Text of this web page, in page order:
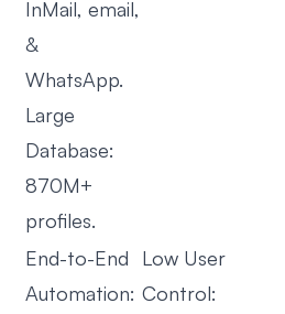
InMail, email,
&
WhatsApp.
Large
Database:
870M+
profiles.
End-to-End
Automation:
Low User
Control: